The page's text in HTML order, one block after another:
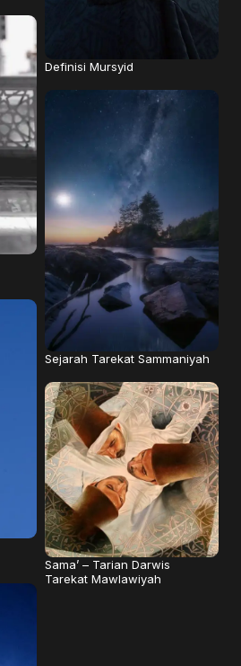
Definisi Mursyid
Sejarah Tarekat Sammaniyah
Sama’ – Tarian Darwis
Tarekat Mawlawiyah